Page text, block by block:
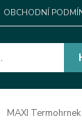
OBCHODNÍ
MAXI